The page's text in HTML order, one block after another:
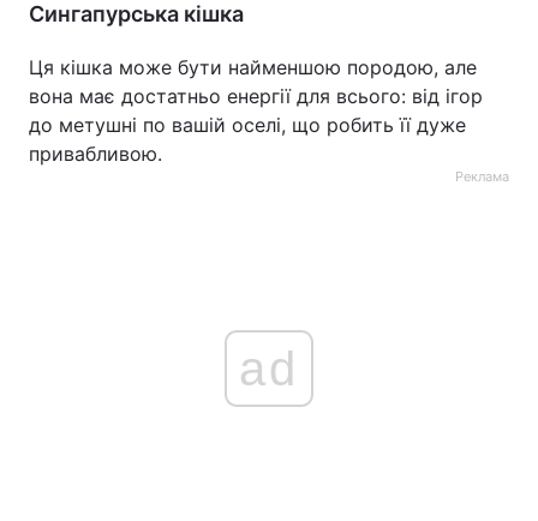
Сингапурська кішка
Ця кішка може бути найменшою породою, але
вона має достатньо енергії для всього: від ігор
до метушні по вашій оселі, що робить її дуже
привабливою.
Реклама
ad